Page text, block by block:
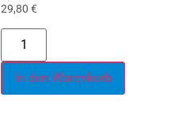
29,80 €
In den Warenkorb